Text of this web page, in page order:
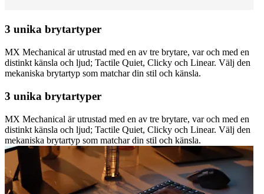
3 unika brytartyper
MX Mechanical är utrustad med en av tre brytare, var och med en
distinkt känsla och ljud; Tactile Quiet, Clicky och Linear. Välj den
mekaniska brytartyp som matchar din stil och känsla.
3 unika brytartyper
MX Mechanical är utrustad med en av tre brytare, var och med en
distinkt känsla och ljud; Tactile Quiet, Clicky och Linear. Välj den
mekaniska brytartyp som matchar din stil och känsla.